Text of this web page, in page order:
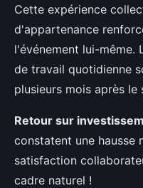
Cette expérience
d'appartenance
l'événement lui-même.
de travail quotidienne
plusieurs mois après le
Retour sur
constatent une hausse
satisfaction
cadre naturel !